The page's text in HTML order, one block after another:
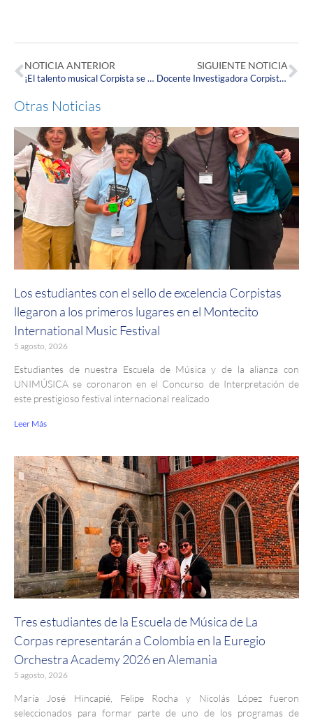
NOTICIA ANTERIOR
¡El talento musical Corpista se presentó en el Gimnasio Femenino de Bogotá!
SIGUIENTE NOTICIA
Docente Investigadora Corpista participó en el XIV Congreso Internacional de Autoinmunidad
Otras Noticias
Los estudiantes con el sello de excelencia Corpistas
llegaron a los primeros lugares en el Montecito
International Music Festival
5 agosto, 2026
Estudiantes de nuestra Escuela de Música y de la alianza con
UNIMÚSICA se coronaron en el Concurso de Interpretación de
este prestigioso festival internacional realizado
Leer Más
Tres estudiantes de la Escuela de Música de La
Corpas representarán a Colombia en la Euregio
Orchestra Academy 2026 en Alemania
5 agosto, 2026
María José Hincapié, Felipe Rocha y Nicolás López fueron
seleccionados para formar parte de uno de los programas de